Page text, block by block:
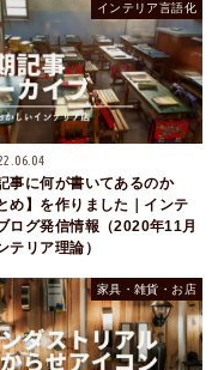
インテリア言語化
事に何が書いてあるのか
め】を作りました｜インテ
ログ発信情報（2020年11月
テリア理論）
家具・雑貨・お店